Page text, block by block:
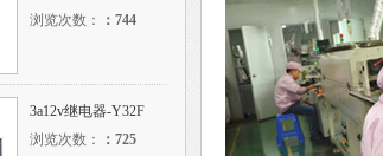
浏览次数：
： 744
3a12v继电器-Y32F
浏览次数：
： 725